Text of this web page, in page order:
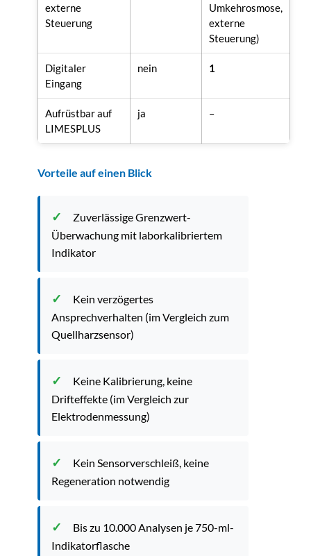
externe
Steuerung
Umkehrosmose,
externe
Steuerung)
Digitaler
Eingang
nein 1
Aufrüstbar auf
LIMESPLUS
ja –
Vorteile auf einen Blick
Zuverlässige Grenzwert-
Überwachung mit laborkalibriertem
Indikator
Kein verzögertes
Ansprechverhalten (im Vergleich zum
Quellharzsensor)
Keine Kalibrierung, keine
Drifteffekte (im Vergleich zur
Elektrodenmessung)
Kein Sensorverschleiß, keine
Regeneration notwendig
Bis zu 10.000 Analysen je 750-ml-
Indikatorflasche